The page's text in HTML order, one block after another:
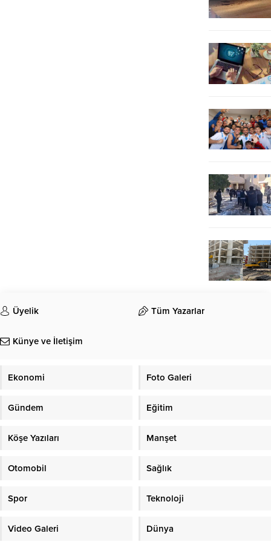
Üyelik Tüm Yazarlar
Künye ve İletişim
Ekonomi Foto Galeri
Gündem Eğitim
Köşe Yazıları Manşet
Otomobil Sağlık
Spor Teknoloji
Video Galeri Dünya